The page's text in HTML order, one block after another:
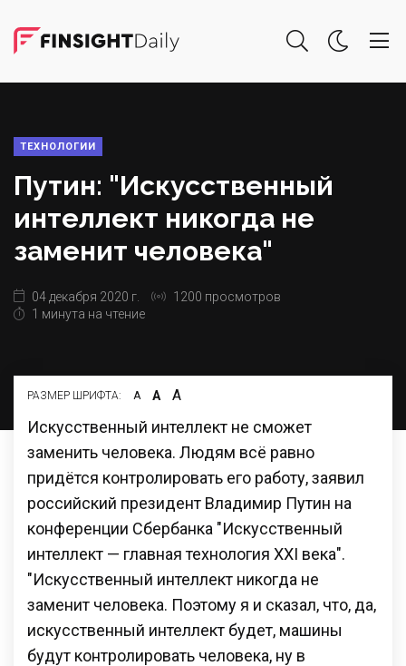
ТЕХНОЛОГИИ
Путин: "Искусственный
интеллект никогда не
заменит человека"
04 декабря 2020 г.
1200 просмотров
1 минута на чтение
РАЗМЕР ШРИФТА: А А А
Искусственный интеллект не сможет
заменить человека. Людям всё равно
придётся контролировать его работу, заявил
российский президент Владимир Путин на
конференции Сбербанка "Искусственный
интеллект — главная технология XXI века".
"Искусственный интеллект никогда не
заменит человека. Поэтому я и сказал, что, да,
искусственный интеллект будет, машины
будут контролировать человека, ну в